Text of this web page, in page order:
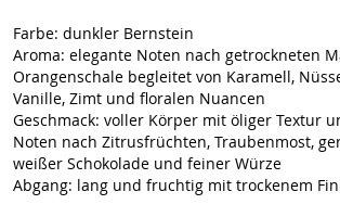
Farbe: dunkler Bernstein
Aroma: elegante Noten nach getrockneten
Orangenschale begleitet von Karamell,
Vanille, Zimt und floralen Nuancen
Geschmack: voller Körper mit öliger Textur
Noten nach Zitrusfrüchten, Traubenmost,
weißer Schokolade und feiner Würze
Abgang: lang und fruchtig mit trockenem